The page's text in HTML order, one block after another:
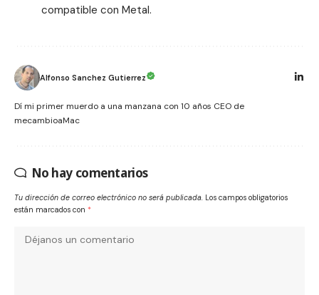
compatible con Metal.
Alfonso Sanchez Gutierrez
Dí mi primer muerdo a una manzana con 10 años CEO de
mecambioaMac
No hay comentarios
Tu dirección de correo electrónico no será publicada. Los campos obligatorios
están marcados con *